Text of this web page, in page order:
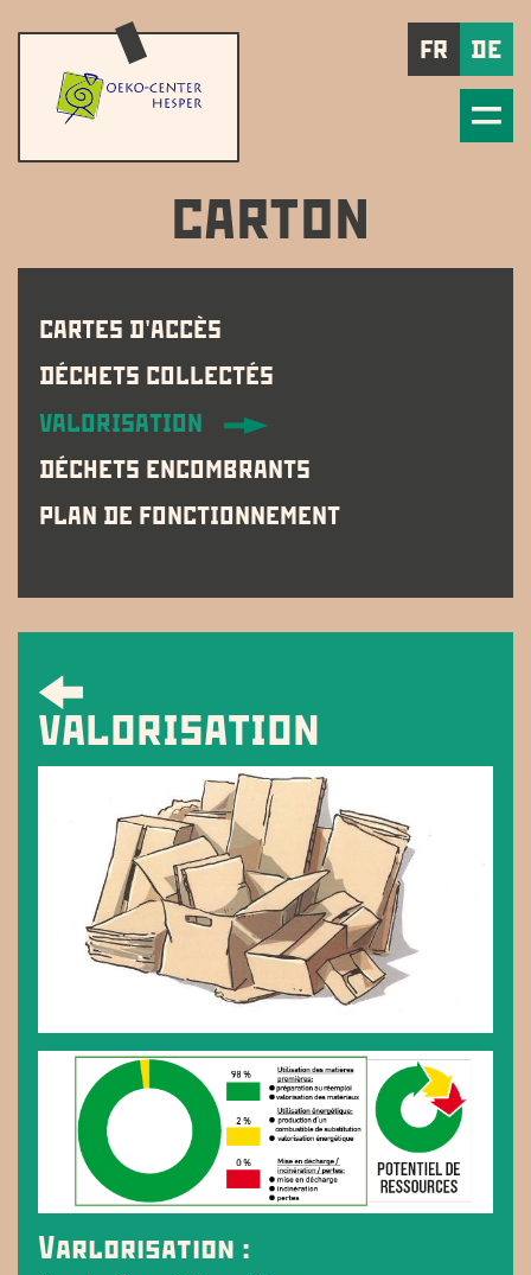
FR DE
CARTON
CARTES D'ACCÈS
DÉCHETS COLLECTÉS
VALORISATION
DÉCHETS ENCOMBRANTS
PLAN DE FONCTIONNEMENT
VALORISATION
Varlorisation :